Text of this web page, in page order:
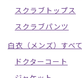
スクラブトップス
スクラブパンツ
白衣（メンズ）すべて
ドクターコート